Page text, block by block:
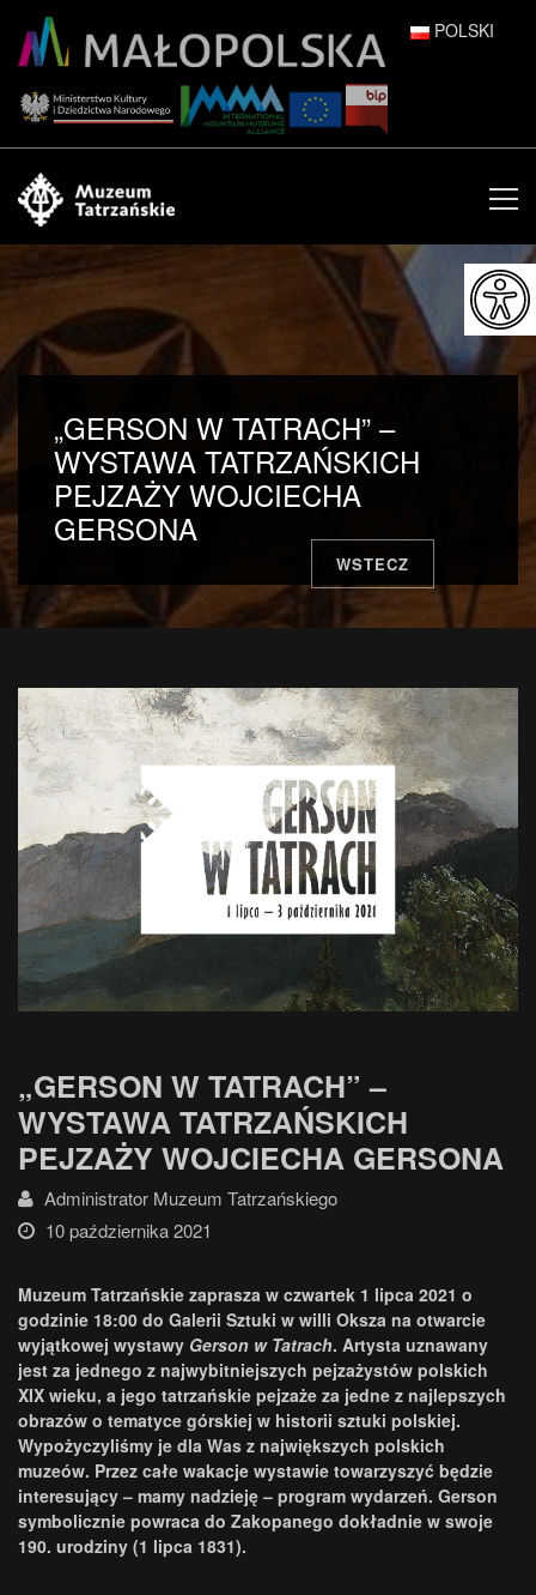
POLSKI
ENGLISH
ESPAÑOL
FRANÇAIS
ITALIANO
„GERSON W TATRACH” –
WYSTAWA TATRZAŃSKICH
PEJZAŻY WOJCIECHA
GERSONA
WSTECZ
„GERSON W TATRACH” –
WYSTAWA TATRZAŃSKICH
PEJZAŻY WOJCIECHA GERSONA
Administrator Muzeum Tatrzańskiego
10 października 2021
Muzeum Tatrzańskie zaprasza w czwartek 1 lipca 2021 o
godzinie 18:00 do Galerii Sztuki w willi Oksza na otwarcie
wyjątkowej wystawy Gerson w Tatrach. Artysta uznawany
jest za jednego z najwybitniejszych pejzażystów polskich
XIX wieku, a jego tatrzańskie pejzaże za jedne z najlepszych
obrazów o tematyce górskiej w historii sztuki polskiej.
Wypożyczyliśmy je dla Was z największych polskich
muzeów. Przez całe wakacje wystawie towarzyszyć będzie
interesujący – mamy nadzieję – program wydarzeń. Gerson
symbolicznie powraca do Zakopanego dokładnie w swoje
190. urodziny (1 lipca 1831).